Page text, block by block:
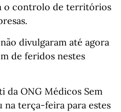
o controlo de territórios
divulgaram até agora
de feridos nestes
da ONG Médicos Sem
na terça-feira para estes